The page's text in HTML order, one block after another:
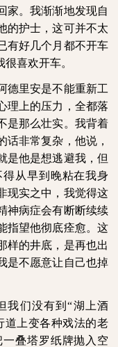
家。我渐渐地发现自
的护士，这可并不太
有好几个月都不开车
喜欢开车。
德里安是不能重新工
理上的压力，全都落
是那么壮实。我背着
话非常复杂，他说，
是他是想逃避我，但
从早到晚粘在我身
现实之中，我觉得这
神病症会有断断续续
指望他彻底痊愈。这
样的井底，是再也出
是不愿意让自己也掉
我们没有到“湖上酒
道上变各种戏法的老
叠塔罗纸牌抛入空